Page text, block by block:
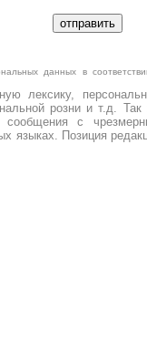
данных в
лексику,
розни и т.д. Так
с
языках. Позиция